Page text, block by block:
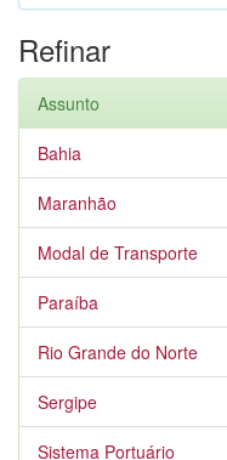
Refinar
Assunto
Bahia
Maranhão
Modal de Transporte
Paraíba
Rio Grande do Norte
Sergipe
Sistema Portuário